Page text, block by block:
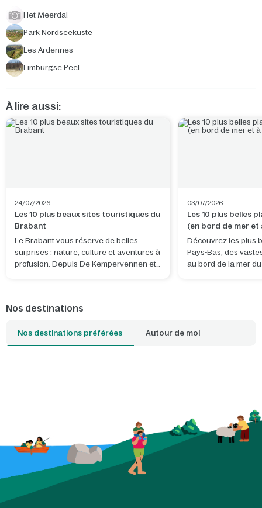
Het Meerdal
Park Nordseeküste
Les Ardennes
Limburgse Peel
À lire aussi:
24/07/2026
Les 10 plus beaux sites touristiques du
Brabant
Le Brabant vous réserve de belles
surprises : nature, culture et aventures à
profusion. Depuis De Kempervennen et
l'autre côté de la frontière belge.
03/07/2026
Les 10 plus belles
(en bord de mer et
terres)
Découvrez les plus
Pays-Bas, des
au bord de la mer
plage qui
Nos destinations
Nos destinations préférées Autour de moi